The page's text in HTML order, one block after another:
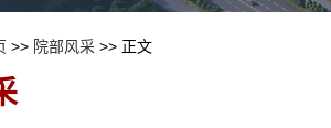
>> 院部风采 >> 正文